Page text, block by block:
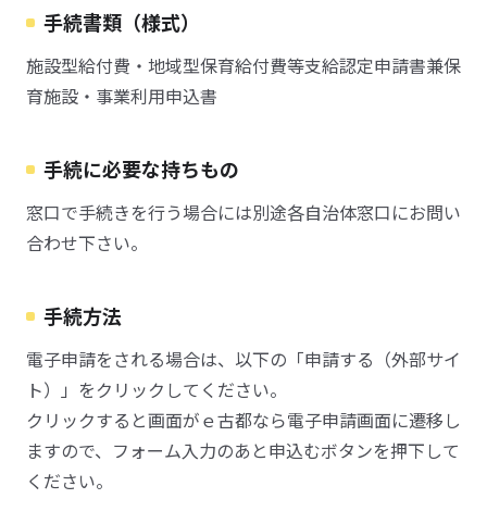
手続書類（様式）
施設型給付費・地域型保育給付費等支給認定申請書兼保
育施設・事業利用申込書
手続に必要な持ちもの
窓口で手続きを行う場合には別途各自治体窓口にお問い
合わせ下さい。
手続方法
電子申請をされる場合は、以下の「申請する（外部サイ
ト）」をクリックしてください。
クリックすると画面がｅ古都なら電子申請画面に遷移し
ますので、フォーム入力のあと申込むボタンを押下して
ください。